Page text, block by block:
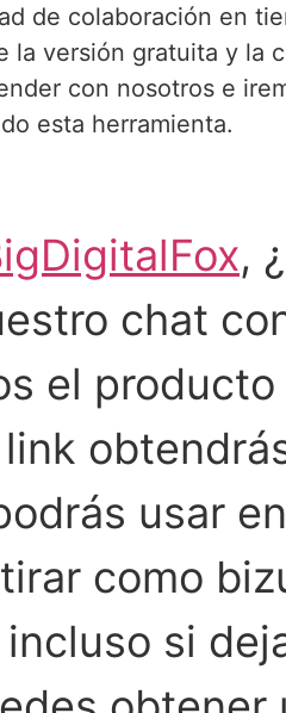
de colaboración en
la versión gratuita y la
con nosotros e
esta herramienta.
,
chat
el
usar
como
si